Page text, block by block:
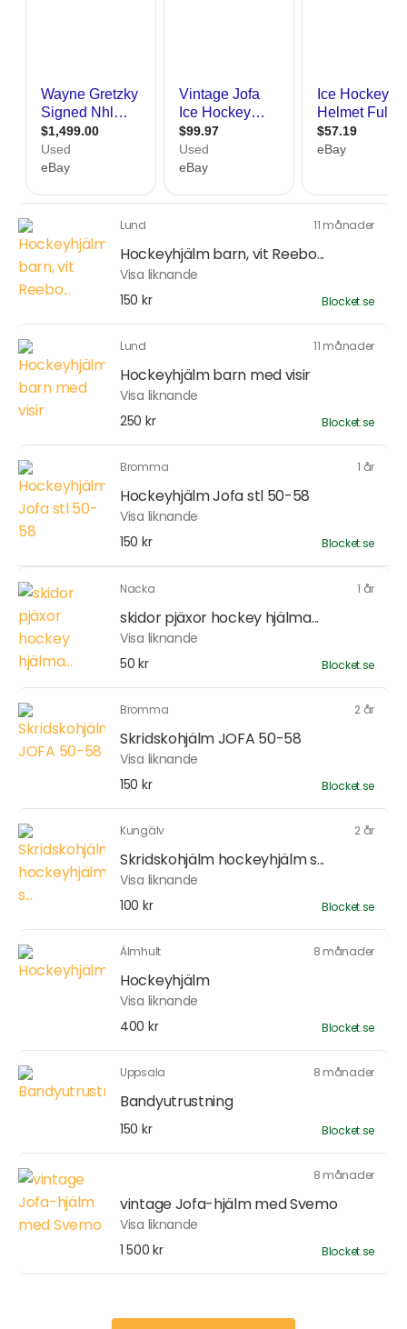
Lund 11 månader
Hockeyhjälm barn, vit Reebo...
Visa liknande
150 kr
Blocket.se
Lund 11 månader
Hockeyhjälm barn med visir
Visa liknande
250 kr
Blocket.se
Bromma 1 år
Hockeyhjälm Jofa stl 50-58
Visa liknande
150 kr
Blocket.se
Nacka 1 år
skidor pjäxor hockey hjälma...
Visa liknande
50 kr
Blocket.se
Bromma 2 år
Skridskohjälm JOFA 50-58
Visa liknande
150 kr
Blocket.se
Kungälv 2 år
Skridskohjälm hockeyhjälm s...
Visa liknande
100 kr
Blocket.se
Älmhult 8 månader
Hockeyhjälm
Visa liknande
400 kr
Blocket.se
Uppsala 8 månader
Bandyutrustning
150 kr Blocket.se
8 månader
vintage Jofa-hjälm med Svemo
Visa liknande
1 500 kr
Blocket.se